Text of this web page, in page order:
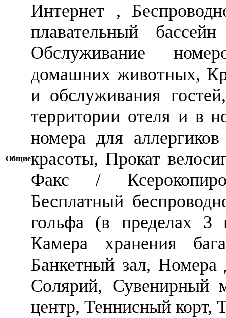
Общие
Интернет ,
плавательный
Обслуживание
домашних животных,
и обслуживания
территории отеля и в
номера для
красоты, Прокат
Факс /
Бесплатный
гольфа (в пределах
Камера хранения
Банкетный зал, Номера
Солярий, Сувенирный
центр, Теннисный корт,